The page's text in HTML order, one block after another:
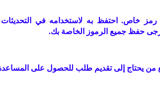
خاص. احتفظ به لاستخدامه في التحديثات
حفظ جميع الرموز الخاصة بك.
يحتاج إلى تقديم طلب للحصول على المساعدة